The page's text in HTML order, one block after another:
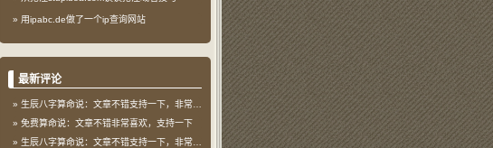
用ipabc.de做了一个ip查询网站
最新评论
生辰八字算命说：文章不错支持一下，非常喜欢
免费算命说：文章不错非常喜欢，支持一下
生辰八字算命说：文章不错支持一下，非常喜欢